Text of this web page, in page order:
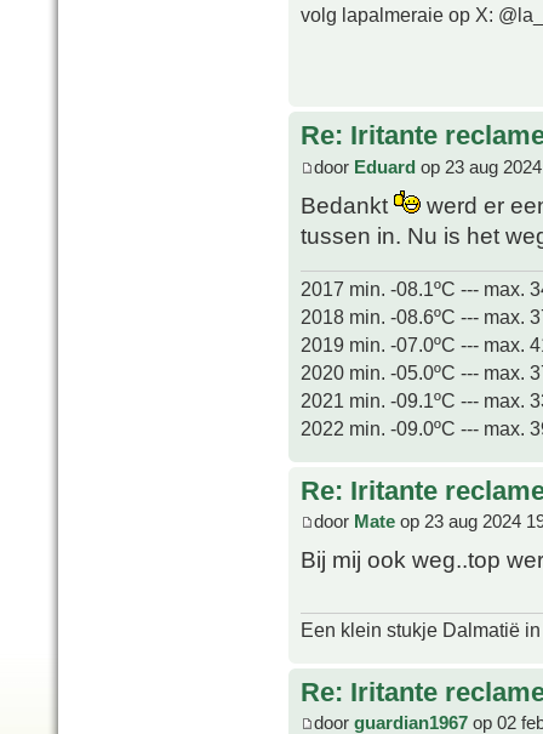
volg lapalmeraie op X:
Re: Iritante
door Eduard op 23 aug
Bedankt
werd er
tussen in. Nu is het
2017 min. -08.1ºC --- max.
2018 min. -08.6ºC --- max.
2019 min. -07.0ºC --- max.
2020 min. -05.0ºC --- max.
2021 min. -09.1ºC --- max.
2022 min. -09.0ºC --- max.
Re: Iritante
door Mate op 23 aug 2024
Bij mij ook weg..top
Een klein stukje Dalmatië
Re: Iritante
door guardian1967 op 02